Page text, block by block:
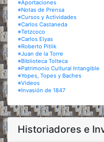
※Aportaciones
※Notas de Prensa
※Cursos y Actividades
※Carlos Castaneda
※Tetzcoco
※Carlos Elyas
※Roberto Pitlik
※Juan de la Torre
※Biblioteca Tolteca
※Patrimonio Cultural Intangible
※Yopes, Topes y Baches
※Videos
※Invasión de 1847
Historiadores e